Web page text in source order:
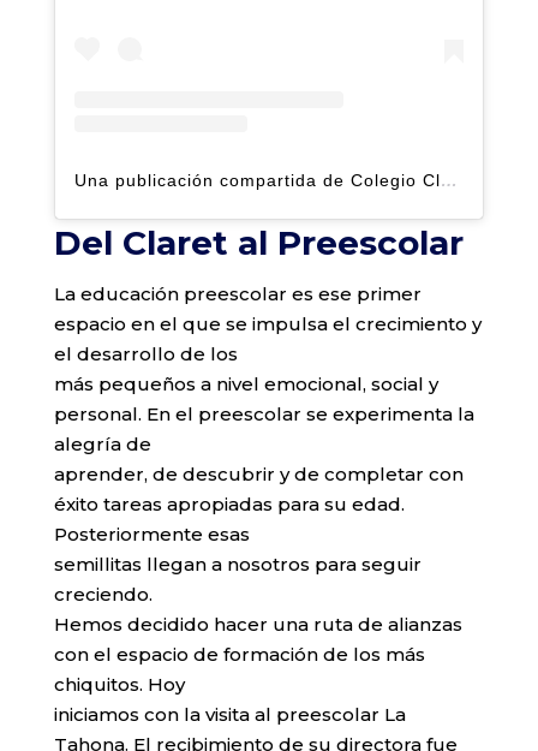
Una publicación compartida de Colegio Claret | Alto Hatillo (@clarethatillo)
Del Claret al Preescolar
La educación preescolar es ese primer
espacio en el que se impulsa el crecimiento y
el desarrollo de los
más pequeños a nivel emocional, social y
personal. En el preescolar se experimenta la
alegría de
aprender, de descubrir y de completar con
éxito tareas apropiadas para su edad.
Posteriormente esas
semillitas llegan a nosotros para seguir
creciendo.
Hemos decidido hacer una ruta de alianzas
con el espacio de formación de los más
chiquitos. Hoy
iniciamos con la visita al preescolar La
Tahona. El recibimiento de su directora fue